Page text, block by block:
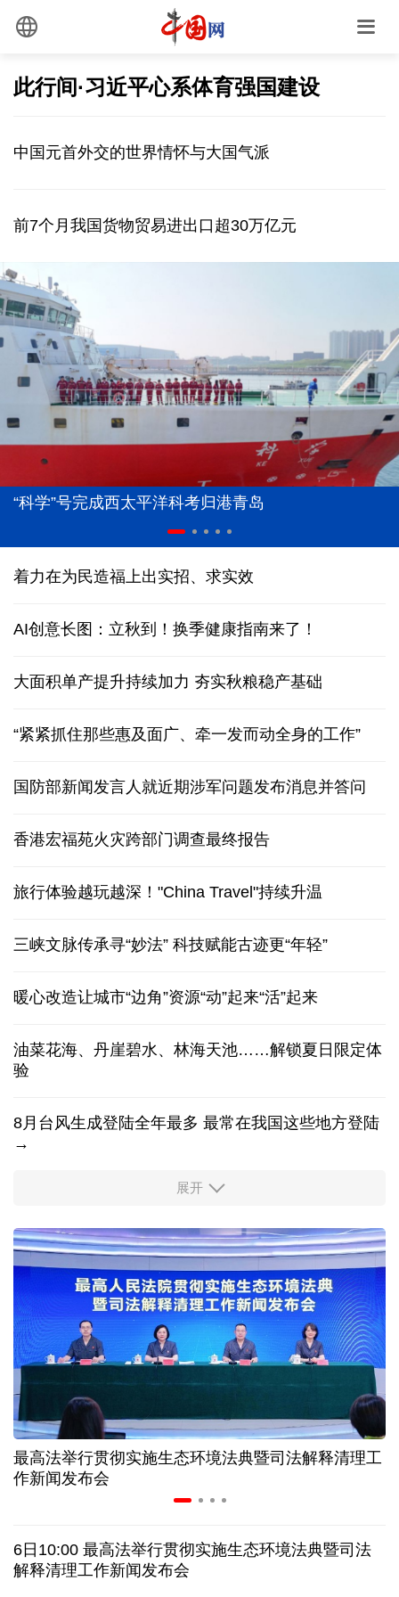
此行间·习近平心系体育强国建设
中国元首外交的世界情怀与大国气派
前7个月我国货物贸易进出口超30万亿元
“科学”号完成西太平洋科考归港青岛
着力在为民造福上出实招、求实效
AI创意长图：立秋到！换季健康指南来了！
大面积单产提升持续加力 夯实秋粮稳产基础
“紧紧抓住那些惠及面广、牵一发而动全身的工作”
国防部新闻发言人就近期涉军问题发布消息并答问
香港宏福苑火灾跨部门调查最终报告
旅行体验越玩越深！"China Travel"持续升温
三峡文脉传承寻“妙法” 科技赋能古迹更“年轻”
暖心改造让城市“边角”资源“动”起来“活”起来
油菜花海、丹崖碧水、林海天池……解锁夏日限定体
验
8月台风生成登陆全年最多 最常在我国这些地方登陆
→
柔性制造，高效匹配差异化需求
上海打通脑机接口技术走向市场的“三道关”
活力中国调研行｜江淮大地，科技成果正落地生“金”
上半年规模以上工业中小企业增加值同比增长5.8%
从纪念馆到采油一线，新时代石油人这样传承铁人精
神
创新涌动，坚韧向前——解读前7个月我国外贸成绩
日本执政当局应停止在核问题上玩火
展开
最高法举行贯彻实施生态环境法典暨司法解释清理工
作新闻发布会
6日10:00 最高法举行贯彻实施生态环境法典暨司法
解释清理工作新闻发布会